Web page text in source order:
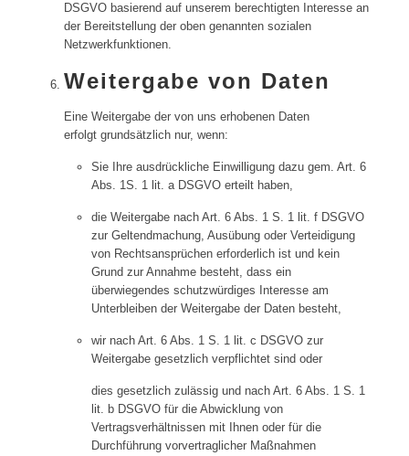
DSGVO basierend auf unserem berechtigten Interesse an
der Bereitstellung der oben genannten sozialen
Netzwerkfunktionen.
Weitergabe von Daten
Eine Weitergabe der von uns erhobenen Daten
erfolgt grundsätzlich nur, wenn:
Sie Ihre ausdrückliche Einwilligung dazu gem. Art. 6
Abs. 1S. 1 lit. a DSGVO erteilt haben,
die Weitergabe nach Art. 6 Abs. 1 S. 1 lit. f DSGVO
zur Geltendmachung, Ausübung oder Verteidigung
von Rechtsansprüchen erforderlich ist und kein
Grund zur Annahme besteht, dass ein
überwiegendes schutzwürdiges Interesse am
Unterbleiben der Weitergabe der Daten besteht,
wir nach Art. 6 Abs. 1 S. 1 lit. c DSGVO zur
Weitergabe gesetzlich verpflichtet sind oder
dies gesetzlich zulässig und nach Art. 6 Abs. 1 S. 1
lit. b DSGVO für die Abwicklung von
Vertragsverhältnissen mit Ihnen oder für die
Durchführung vorvertraglicher Maßnahmen